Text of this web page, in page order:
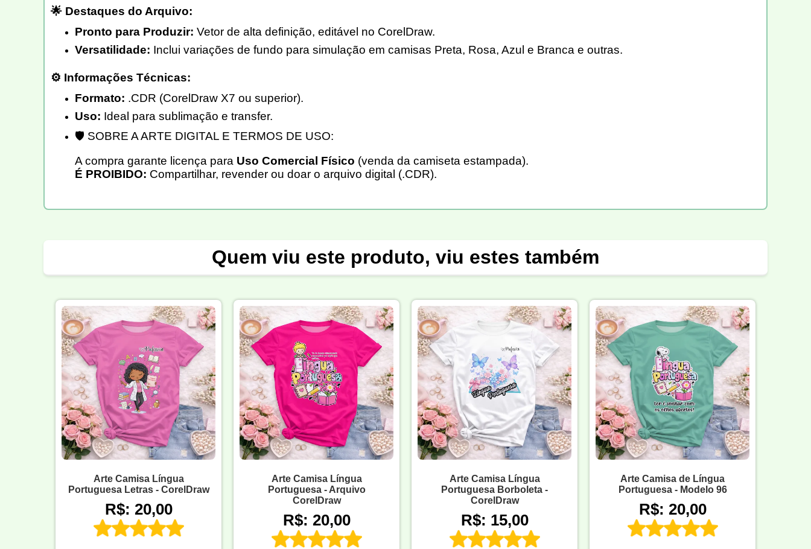
🌟 Destaques do Arquivo:
Pronto para Produzir: Vetor de alta definição, editável no CorelDraw.
Versatilidade: Inclui variações de fundo para simulação em camisas Preta, Rosa, Azul e Branca e outras.
⚙️ Informações Técnicas:
Formato: .CDR (CorelDraw X7 ou superior).
Uso: Ideal para sublimação e transfer.
🛡️ SOBRE A ARTE DIGITAL E TERMOS DE USO:
A compra garante licença para Uso Comercial Físico (venda da camiseta estampada).
É PROIBIDO: Compartilhar, revender ou doar o arquivo digital (.CDR).
Quem viu este produto, viu estes também
Arte Camisa Língua
Portuguesa Letras - CorelDraw
R$: 20,00
Arte Camisa Língua
Portuguesa - Arquivo
CorelDraw
R$: 20,00
Arte Camisa Língua
Portuguesa Borboleta -
CorelDraw
R$: 15,00
Arte Camisa de Língua
Portuguesa - Modelo 96
R$: 20,00